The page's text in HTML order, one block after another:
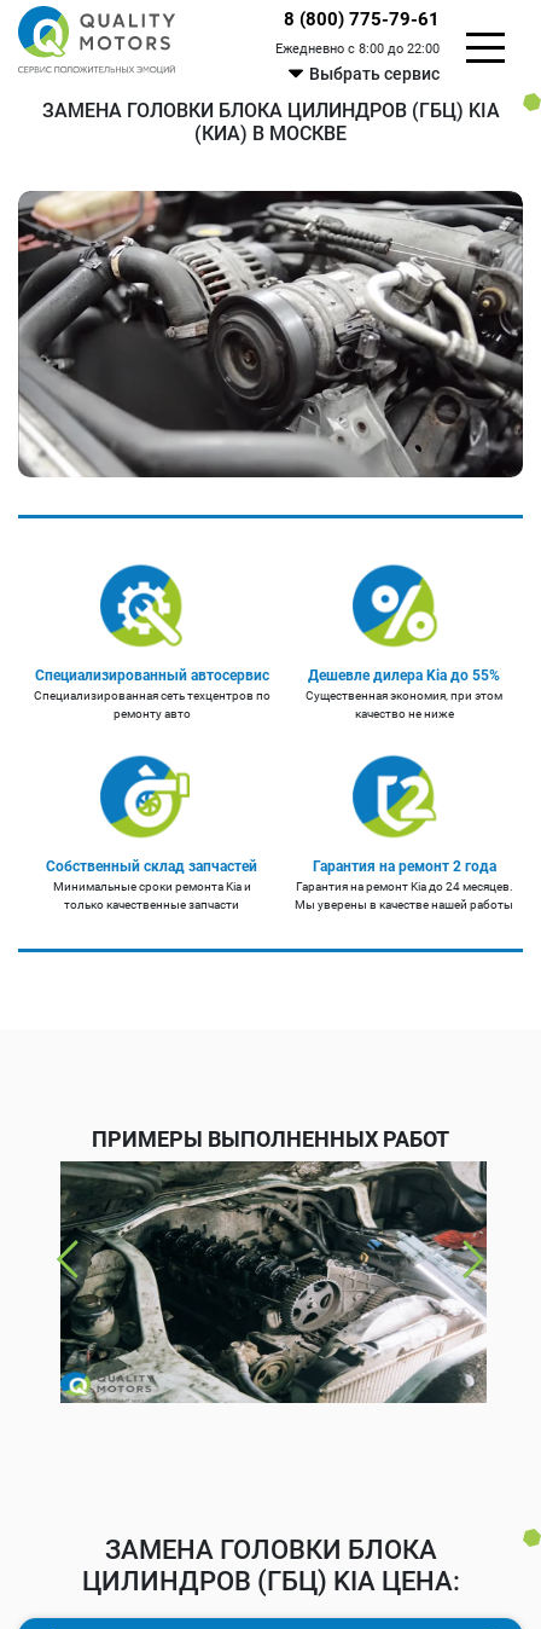
8 (800) 775-79-61
Ежедневно с 8:00 до 22:00
Выбрать сервис
ЗАМЕНА ГОЛОВКИ БЛОКА ЦИЛИНДРОВ (ГБЦ) KIA
(КИА) В МОСКВЕ
Специализированный автосервис
Специализированная сеть техцентров по
ремонту авто
Дешевле дилера Kia до 55%
Существенная экономия, при этом
качество не ниже
Собственный склад запчастей
Минимальные сроки ремонта Kia и
только качественные запчасти
Гарантия на ремонт 2 года
Гарантия на ремонт Kia до 24 месяцев.
Мы уверены в качестве нашей работы
ПРИМЕРЫ ВЫПОЛНЕННЫХ РАБОТ
ЗАМЕНА ГОЛОВКИ БЛОКА
ЦИЛИНДРОВ (ГБЦ) KIA ЦЕНА: